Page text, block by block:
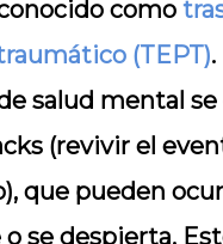
como
(TEPT)
salud mental se
(revivir el
que pueden
se despierta.